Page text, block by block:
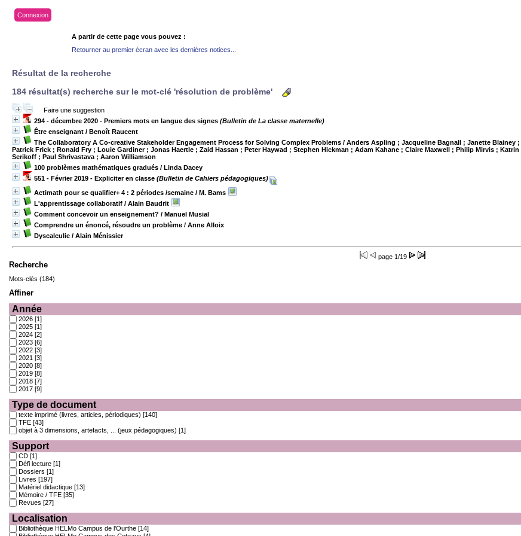
Connexion
A partir de cette page vous pouvez :
Retourner au premier écran avec les dernières notices...
Résultat de la recherche
184 résultat(s) recherche sur le mot-clé 'résolution de problème'
Faire une suggestion
294 - décembre 2020 - Premiers mots en langue des signes (Bulletin de La classe maternelle)
Être enseignant / Benoît Raucent
The Collaboratory A Co-creative Stakeholder Engagement Process for Solving Complex Problems / Anders Aspling ; Jacqueline Bagnall ; Janette Blainey
Patrick Frick ; Ronald Fry ; Louie Gardiner ; Jonas Haertle ; Zaid Hassan ; Peter Haywad ; Stephen Hickman ; Adam Kahane ; Claire Maxwell ; Philip Mirvis ;
Serikoff ; Paul Shrivastava ; Aaron Williamson
100 problèmes mathématiques gradués / Linda Dacey
551 - Février 2019 - Expliciter en classe (Bulletin de Cahiers pédagogiques)
Actimath pour se qualifier+ 4 : 2 périodes /semaine / M. Bams
L'apprentissage collaboratif / Alain Baudrit
Comment concevoir un enseignement? / Manuel Musial
Comprendre un énoncé, résoudre un problème / Anne Alloix
Dyscalculie / Alain Ménissier
page 1/19
Recherche
Mots-clés (184)
Affiner
Année
2026 [1]
2025 [1]
2024 [2]
2023 [6]
2022 [3]
2021 [3]
2020 [8]
2019 [8]
2018 [7]
2017 [9]
Type de document
texte imprimé (livres, articles, périodiques) [140]
TFE [43]
objet à 3 dimensions, artefacts, ... (jeux pédagogiques) [1]
Support
CD [1]
Défi lecture [1]
Dossiers [1]
Livres [197]
Matériel didactique [13]
Mémoire / TFE [35]
Revues [27]
Localisation
Bibliothèque HELMo Campus de l'Ourthe [14]